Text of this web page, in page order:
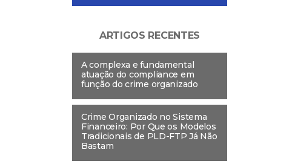
ARTIGOS RECENTES
A complexa e fundamental
atuação do compliance em
função do crime organizado
Crime Organizado no Sistema
Financeiro: Por Que os Modelos
Tradicionais de PLD-FTP Já Não
Bastam